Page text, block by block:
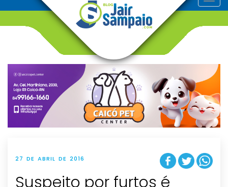
o
v
g
t
i
o
n
27 DE ABRIL DE 2016
Suspeito por furtos é